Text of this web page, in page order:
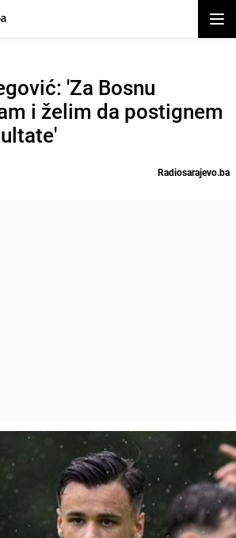
'Za Bosnu
i želim da postignem
Radiosarajevo.ba